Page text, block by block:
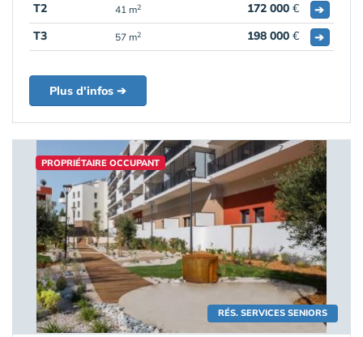
T2
41 m2 172 000 €
➔
T3
57 m2 198 000 € ➔
Plus d'infos ➔
RÉS. SERVICES SENIORS
PROPRIÉTAIRE OCCUPANT